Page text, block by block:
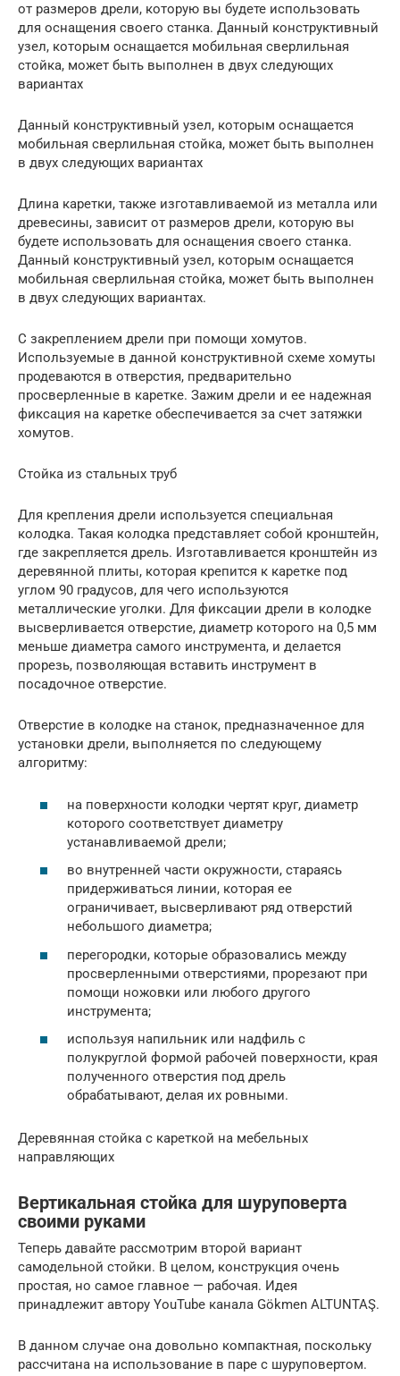
от размеров дрели, которую вы будете использовать
для оснащения своего станка. Данный конструктивный
узел, которым оснащается мобильная сверлильная
стойка, может быть выполнен в двух следующих
вариантах
Данный конструктивный узел, которым оснащается
мобильная сверлильная стойка, может быть выполнен
в двух следующих вариантах
Длина каретки, также изготавливаемой из металла или
древесины, зависит от размеров дрели, которую вы
будете использовать для оснащения своего станка.
Данный конструктивный узел, которым оснащается
мобильная сверлильная стойка, может быть выполнен
в двух следующих вариантах.
С закреплением дрели при помощи хомутов.
Используемые в данной конструктивной схеме хомуты
продеваются в отверстия, предварительно
просверленные в каретке. Зажим дрели и ее надежная
фиксация на каретке обеспечивается за счет затяжки
хомутов.
Стойка из стальных труб
Для крепления дрели используется специальная
колодка. Такая колодка представляет собой кронштейн,
где закрепляется дрель. Изготавливается кронштейн из
деревянной плиты, которая крепится к каретке под
углом 90 градусов, для чего используются
металлические уголки. Для фиксации дрели в колодке
высверливается отверстие, диаметр которого на 0,5 мм
меньше диаметра самого инструмента, и делается
прорезь, позволяющая вставить инструмент в
посадочное отверстие.
Отверстие в колодке на станок, предназначенное для
установки дрели, выполняется по следующему
алгоритму:
на поверхности колодки чертят круг, диаметр
которого соответствует диаметру
устанавливаемой дрели;
во внутренней части окружности, стараясь
придерживаться линии, которая ее
ограничивает, высверливают ряд отверстий
небольшого диаметра;
перегородки, которые образовались между
просверленными отверстиями, прорезают при
помощи ножовки или любого другого
инструмента;
используя напильник или надфиль с
полукруглой формой рабочей поверхности, края
полученного отверстия под дрель
обрабатывают, делая их ровными.
Деревянная стойка с кареткой на мебельных
направляющих
Вертикальная стойка для шуруповерта
своими руками
Теперь давайте рассмотрим второй вариант
самодельной стойки. В целом, конструкция очень
простая, но самое главное — рабочая. Идея
принадлежит автору YouTube канала Gökmen ALTUNTAŞ.
В данном случае она довольно компактная, поскольку
рассчитана на использование в паре с шуруповертом.